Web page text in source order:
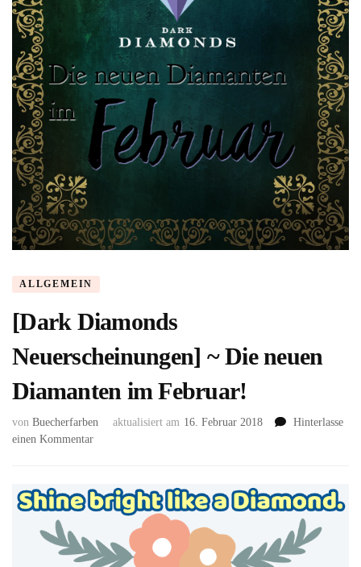
ALLGEMEIN
[Dark Diamonds
Neuerscheinungen] ~ Die neuen
Diamanten im Februar!
von Buecherfarben aktualisiert am 16. Februar 2018
Hinterlasse
einen Kommentarzu
Neuerscheinungen]
~
neuen
Diamanten